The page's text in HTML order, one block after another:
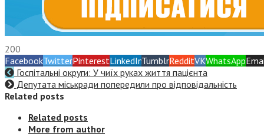
200
FacebookTwitterPinterestLinkedInTumblrRedditVKWhatsApp
Госпітальні округи: У чиїх руках життя пацієнта
Депутата міськради попередили про відповідальність
Related posts
Related posts
More from author